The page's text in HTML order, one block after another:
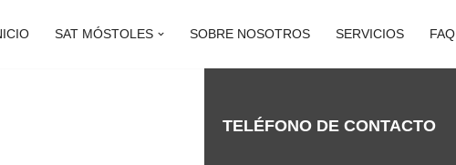
SAT MÓSTOLES SOBRE NOSOTROS SERVICIOS FAQ
TELÉFONO DE CONTACTO